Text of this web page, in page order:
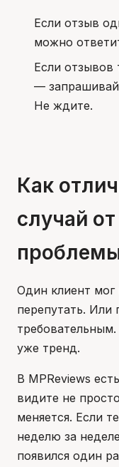
Если отзыв
можно
Если отзывов
—
Не ждите.
Как
случай
Один клиент мог
перепутать.
уже тренд.
В MPReviews
видите не
меняется. Если
неделю за
появился один